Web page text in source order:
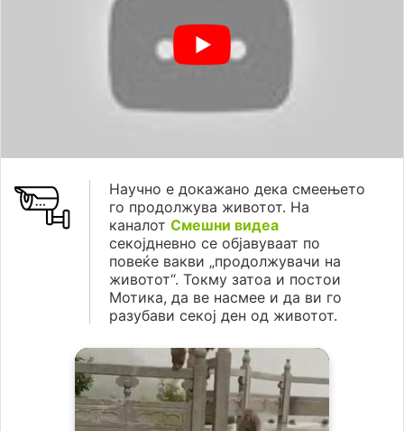
Научно е докажано дека смеењето
го продолжува животот. На
каналот Смешни видеа
секојдневно се објавуваат по
повеќе вакви „продолжувачи на
животот“. Токму затоа и постои
Мотика, да ве насмее и да ви го
разубави секој ден од животот.